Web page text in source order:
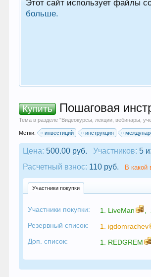
Этот сайт использует файлы
больше.
Купить Пошаговая
Тема в разделе "Видеокурсы, лекции, вебинары,
Метки: инвестиций инструкция
Цена: 500.00 руб. Участников: 5
Расчетный взнос: 110 руб. В какой
Участники покупки
Участники покупки: 1. LiveMan
Резервный список:
1. igdomrachev
Доп. список:
1. REDGREM